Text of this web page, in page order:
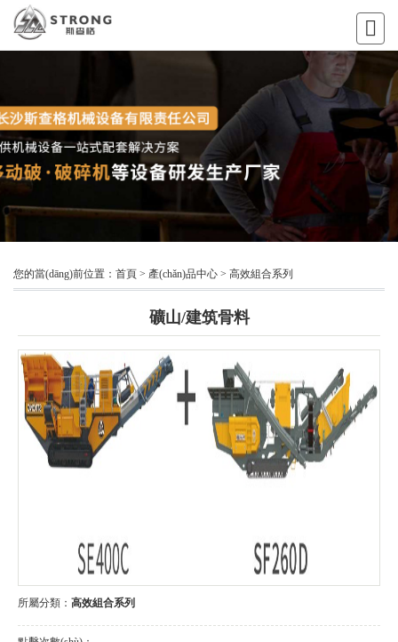
您的當(dāng)前位置： 首頁 > 產(chǎn)品中心 > 高效組合系列
礦山/建筑骨料
所屬分類： 高效組合系列